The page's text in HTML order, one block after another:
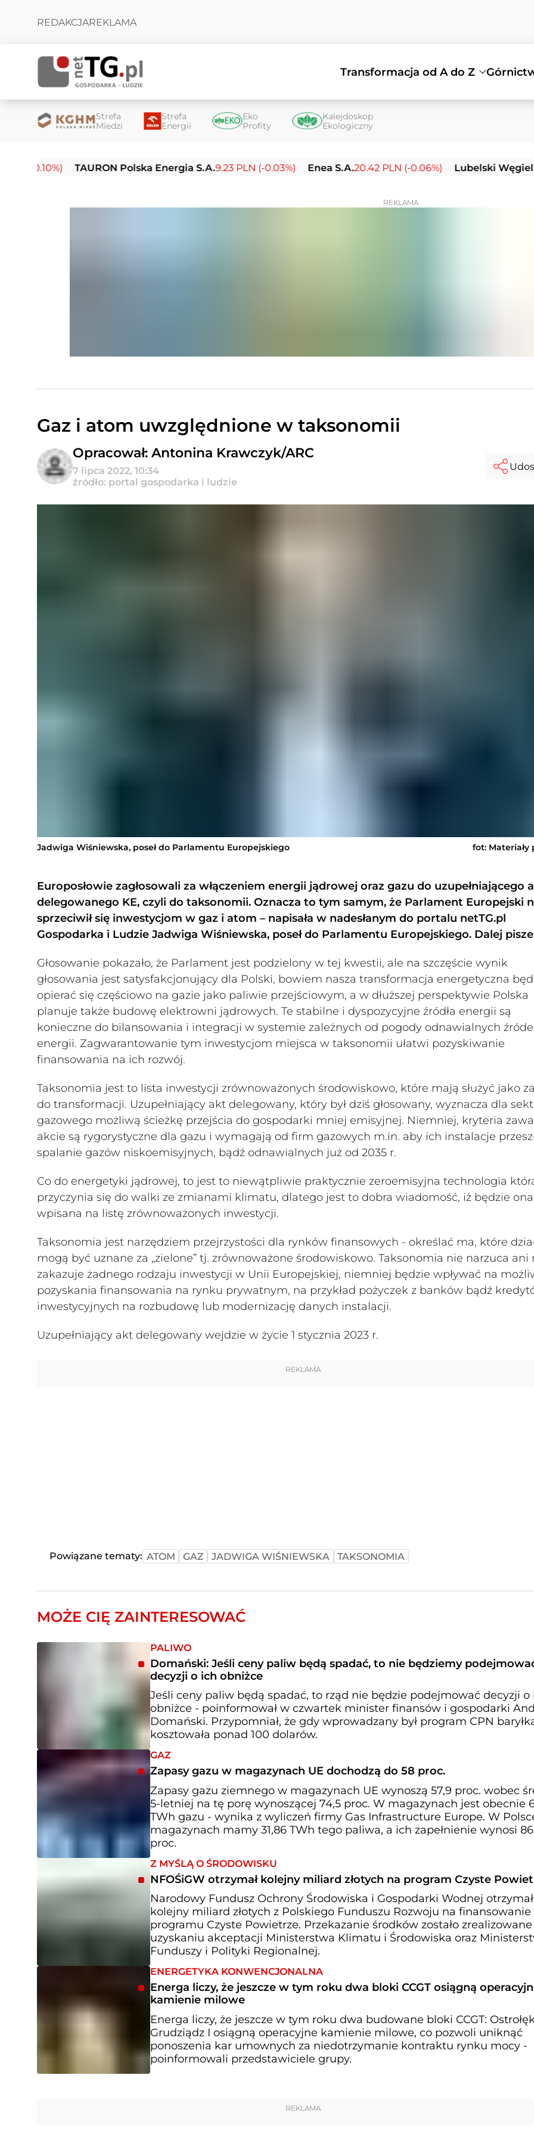
REDAKCJAREKLAMA
Transformacja od A do Z
Strefa
Miedzi
Strefa
Energii
Eko
Profity
Kalejdoskop
Ekologiczny
TAURON Polska Energia S.A.9.23 PLN (-0.03%) Enea S.A.20.42 PLN (-0.06%) Lubelski Węgiel
REKLAMA
Gaz i atom uwzględnione w taksonomii
Opracował: Antonina Krawczyk/ARC
7 lipca 2022, 10:34
źródło: portal gospodarka i ludzie
Jadwiga Wiśniewska, poseł do Parlamentu Europejskiego fot: Materiały
Europosłowie zagłosowali za włączeniem energii jądrowej oraz gazu do uzupełniającego
delegowanego KE, czyli do taksonomii. Oznacza to tym samym, że Parlament Europejski
sprzeciwił się inwestycjom w gaz i atom – napisała w nadesłanym do portalu netTG.pl
Gospodarka i Ludzie Jadwiga Wiśniewska, poseł do Parlamentu Europejskiego. Dalej
Głosowanie pokazało, że Parlament jest podzielony w tej kwestii, ale na szczęście wynik
głosowania jest satysfakcjonujący dla Polski, bowiem nasza transformacja energetyczna
opierać się częściowo na gazie jako paliwie przejściowym, a w dłuższej perspektywie Polska
planuje także budowę elektrowni jądrowych. Te stabilne i dyspozycyjne źródła energii są
konieczne do bilansowania i integracji w systemie zależnych od pogody odnawialnych
energii. Zagwarantowanie tym inwestycjom miejsca w taksonomii ułatwi pozyskiwanie
finansowania na ich rozwój.
Taksonomia jest to lista inwestycji zrównoważonych środowiskowo, które mają służyć jako
do transformacji. Uzupełniający akt delegowany, który był dziś głosowany, wyznacza dla
gazowego możliwą ścieżkę przejścia do gospodarki mniej emisyjnej. Niemniej, kryteria
akcie są rygorystyczne dla gazu i wymagają od firm gazowych m.in. aby ich instalacje
spalanie gazów niskoemisyjnych, bądź odnawialnych już od 2035 r.
Co do energetyki jądrowej, to jest to niewątpliwie praktycznie zeroemisyjna technologia
przyczynia się do walki ze zmianami klimatu, dlatego jest to dobra wiadomość, iż będzie ona
wpisana na listę zrównoważonych inwestycji.
Taksonomia jest narzędziem przejrzystości dla rynków finansowych - określać ma, które
mogą być uznane za „zielone” tj. zrównoważone środowiskowo. Taksonomia nie narzuca ani
zakazuje żadnego rodzaju inwestycji w Unii Europejskiej, niemniej będzie wpływać na
pozyskania finansowania na rynku prywatnym, na przykład pożyczek z banków bądź
inwestycyjnych na rozbudowę lub modernizację danych instalacji.
Uzupełniający akt delegowany wejdzie w życie 1 stycznia 2023 r.
REKLAMA
Powiązane tematy: ATOM GAZ JADWIGA WIŚNIEWSKA TAKSONOMIA
MOŻE CIĘ ZAINTERESOWAĆ
PALIWO
Domański: Jeśli ceny paliw będą spadać, to nie będziemy
decyzji o ich obniżce
Jeśli ceny paliw będą spadać, to rząd nie będzie podejmować decyzji o
obniżce - poinformował w czwartek minister finansów i gospodarki
Domański. Przypomniał, że gdy wprowadzany był program CPN
kosztowała ponad 100 dolarów.
GAZ
Zapasy gazu w magazynach UE dochodzą do 58 proc.
Zapasy gazu ziemnego w magazynach UE wynoszą 57,9 proc. wobec
5-letniej na tę porę wynoszącej 74,5 proc. W magazynach jest obecnie
TWh gazu - wynika z wyliczeń firmy Gas Infrastructure Europe. W
magazynach mamy 31,86 TWh tego paliwa, a ich zapełnienie wynosi
proc.
Z MYŚLĄ O ŚRODOWISKU
NFOŚiGW otrzymał kolejny miliard złotych na program Czyste
Narodowy Fundusz Ochrony Środowiska i Gospodarki Wodnej otrzymał
kolejny miliard złotych z Polskiego Funduszu Rozwoju na finansowanie
programu Czyste Powietrze. Przekazanie środków zostało
uzyskaniu akceptacji Ministerstwa Klimatu i Środowiska oraz
Funduszy i Polityki Regionalnej.
ENERGETYKA KONWENCJONALNA
Energa liczy, że jeszcze w tym roku dwa bloki CCGT osiągną
kamienie milowe
Energa liczy, że jeszcze w tym roku dwa budowane bloki CCGT:
Grudziądz I osiągną operacyjne kamienie milowe, co pozwoli uniknąć
ponoszenia kar umownych za niedotrzymanie kontraktu rynku mocy -
poinformowali przedstawiciele grupy.
REKLAMA